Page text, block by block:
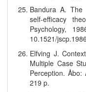
Bandura A. The
self-efficacy
Psychology,
10.1521/
Elfving J.
Multiple Case
Perception. Åbo:
219 p.